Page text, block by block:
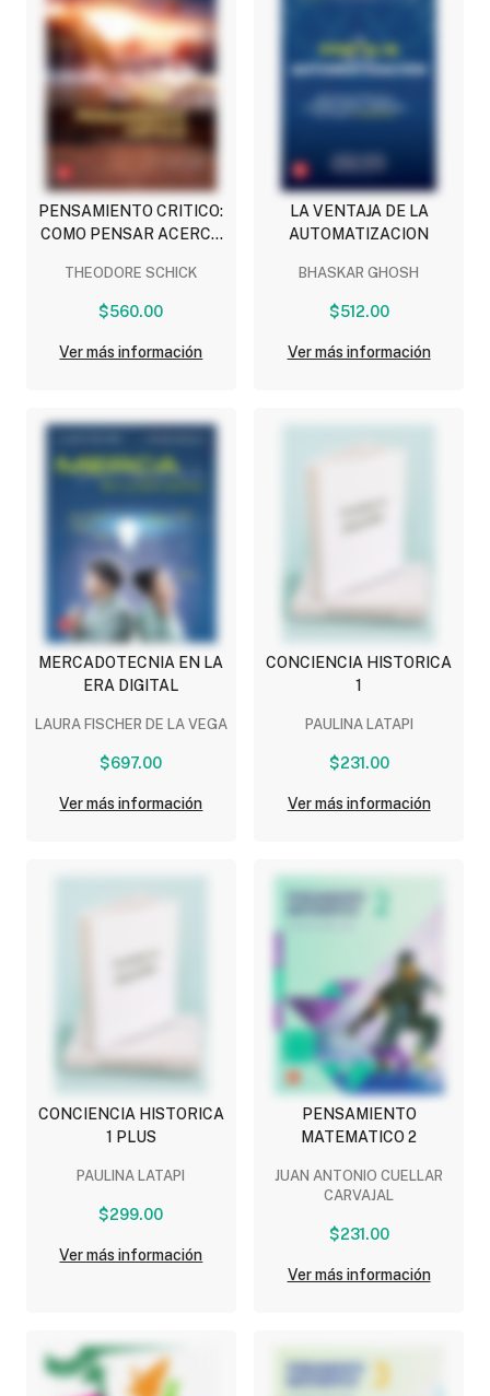
PENSAMIENTO CRITICO:
COMO PENSAR ACERCA
THEODORE SCHICK
$560.00
Ver más información
LA VENTAJA DE LA
AUTOMATIZACION
BHASKAR GHOSH
$512.00
Ver más información
MERCADOTECNIA EN LA
ERA DIGITAL
LAURA FISCHER DE LA VEGA
$697.00
Ver más información
CONCIENCIA HISTORICA
1
PAULINA LATAPI
$231.00
Ver más información
CONCIENCIA HISTORICA
1 PLUS
PAULINA LATAPI
$299.00
Ver más información
PENSAMIENTO
MATEMATICO 2
JUAN ANTONIO CUELLAR
CARVAJAL
$231.00
Ver más información